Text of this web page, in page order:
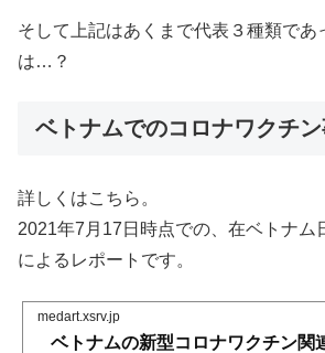
そして上記はあくまで代表３種類であ
は…？
ベトナムでのコロナワクチ
詳しくはこちら。
2021年7月17日時点での、在ベトナム
によるレポートです。
medart.xsrv.jp
ベトナムの新型コロナワクチン